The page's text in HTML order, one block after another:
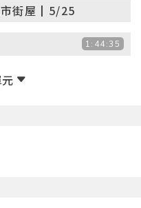
街屋┃5/25
1:44:35